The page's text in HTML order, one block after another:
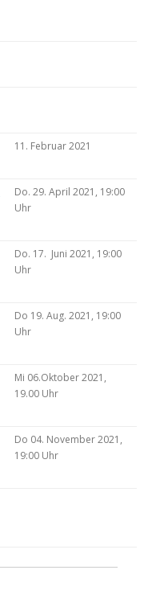
11. Februar 2021
Do. 29. April 2021, 19:00
Uhr
Do. 17. Juni 2021, 19:00
Uhr
Do 19. Aug. 2021, 19:00
Uhr
Mi 06.Oktober 2021,
19.00 Uhr
Do 04. November 2021,
19:00 Uhr